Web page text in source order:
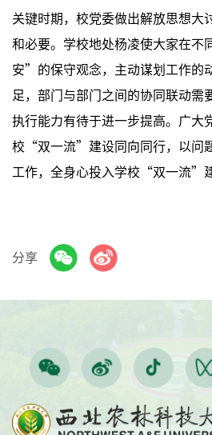
关键时期，校党委做出解放思想大
和必要。学校地处杨凌使大家在不
安”的保守观念，主动谋划工作的
足，部门与部门之间的协同联动需
执行能力有待于进一步提高。广大
校“双一流”建设同向同行，以问
工作，全身心投入学校“双一流”
分享